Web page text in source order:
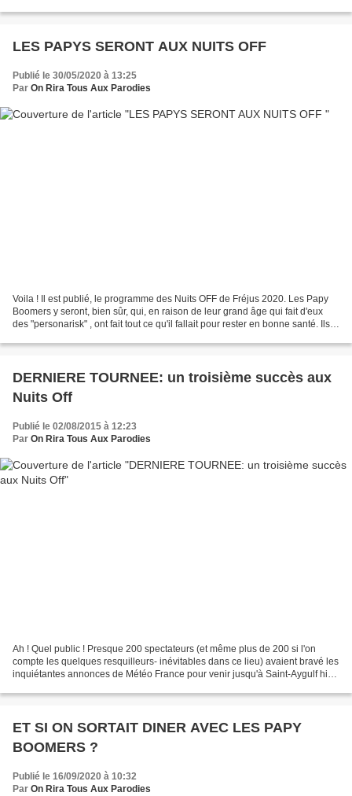
LES PAPYS SERONT AUX NUITS OFF
Publié le 30/05/2020 à 13:25
Par On Rira Tous Aux Parodies
Voila ! Il est publié, le programme des Nuits OFF de Fréjus 2020. Les Papy
Boomers y seront, bien sûr, qui, en raison de leur grand âge qui fait d'eux
des "personarisk" , ont fait tout ce qu'il fallait pour rester en bonne santé. Ils
DERNIERE TOURNEE: un troisième succès aux
Nuits Off
Publié le 02/08/2015 à 12:23
Par On Rira Tous Aux Parodies
Ah ! Quel public ! Presque 200 spectateurs (et même plus de 200 si l'on
compte les quelques resquilleurs- inévitables dans ce lieu) avaient bravé les
inquiétantes annonces de Météo France pour venir jusqu'à Saint-Aygulf hier
ET SI ON SORTAIT DINER AVEC LES PAPY
BOOMERS ?
Publié le 16/09/2020 à 10:32
Par On Rira Tous Aux Parodies